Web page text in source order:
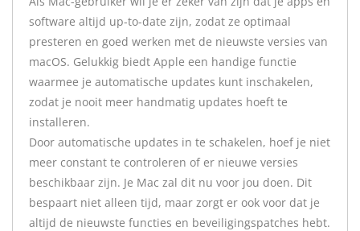
software altijd up-to-date zijn, zodat ze optimaal
presteren en goed werken met de nieuwste versies van
macOS. Gelukkig biedt Apple een handige functie
waarmee je automatische updates kunt inschakelen,
zodat je nooit meer handmatig updates hoeft te
installeren.
Door automatische updates in te schakelen, hoef je niet
meer constant te controleren of er nieuwe versies
beschikbaar zijn. Je Mac zal dit nu voor jou doen. Dit
bespaart niet alleen tijd, maar zorgt er ook voor dat je
altijd de nieuwste functies en beveiligingspatches hebt.